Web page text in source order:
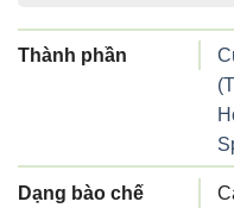
Thành phần
Dạng bào chế